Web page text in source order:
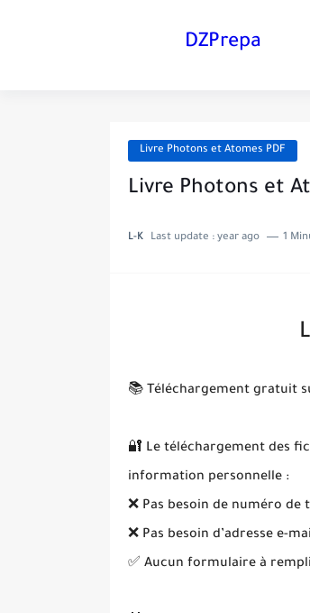
DZPrepa
Livre Photons et Atomes PDF
Livre Photons et
L-K Last update : year ago 1
📚 Téléchargement gratuit
🔐 Le téléchargement des
information personnelle :
❌ Pas besoin de numéro de
❌ Pas besoin d’adresse e-
✅ Aucun formulaire à